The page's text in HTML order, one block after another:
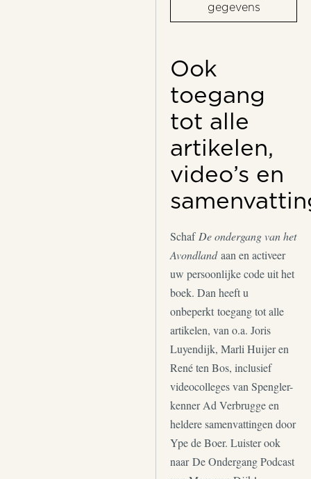
gegevens
Ook
toegang
tot alle
artikelen,
video’s en
Schaf De ondergang van het
Avondlandaan en activeer
uw persoonlijke code uit het
boek. Dan heeft u
onbeperkt toegang tot alle
artikelen, van o.a. Joris
Luyendijk, Marli Huijer en
René ten Bos, inclusief
videocolleges van Spengler-
kenner Ad Verbrugge en
heldere samenvattingen door
Ype de Boer. Luister ook
naar De Ondergang Podcast